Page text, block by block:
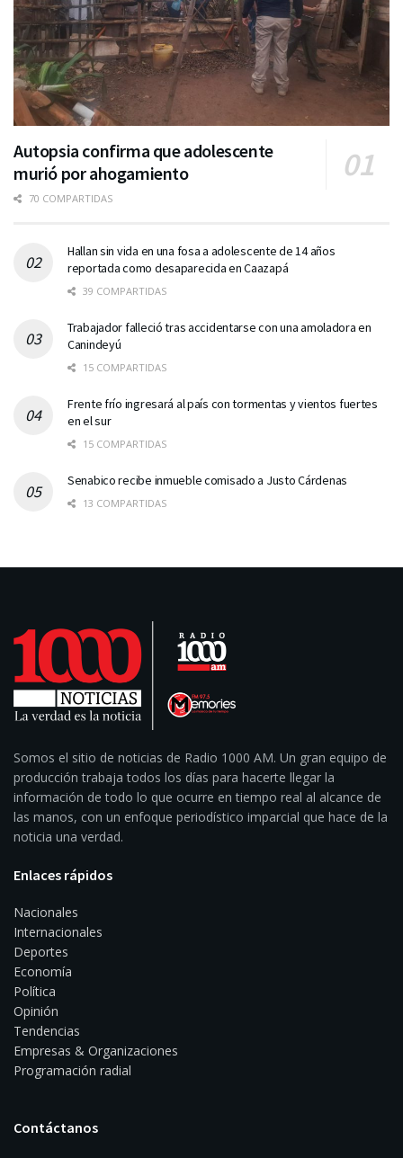
Autopsia confirma que adolescente
murió por ahogamiento
70 COMPARTIDAS
Hallan sin vida en una fosa a adolescente de 14 años
reportada como desaparecida en Caazapá
39 COMPARTIDAS
Trabajador falleció tras accidentarse con una amoladora en
Canindeyú
15 COMPARTIDAS
Frente frío ingresará al país con tormentas y vientos fuertes
en el sur
15 COMPARTIDAS
Senabico recibe inmueble comisado a Justo Cárdenas
13 COMPARTIDAS
Somos el sitio de noticias de Radio 1000 AM. Un gran equipo de
producción trabaja todos los días para hacerte llegar la
información de todo lo que ocurre en tiempo real al alcance de
las manos, con un enfoque periodístico imparcial que hace de la
noticia una verdad.
Enlaces rápidos
Nacionales
Internacionales
Deportes
Economía
Política
Opinión
Tendencias
Empresas & Organizaciones
Programación radial
Contáctanos